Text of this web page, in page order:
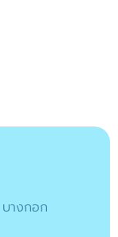
างกอก